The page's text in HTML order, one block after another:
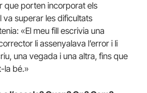
que porten incorporat els
va superar les dificultats
«El meu fill escrivia una
li assenyalava l’error i li
una vegada i una altra, fins que
la bé.»